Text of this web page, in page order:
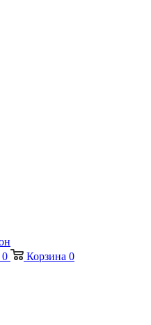
0 Корзина 0